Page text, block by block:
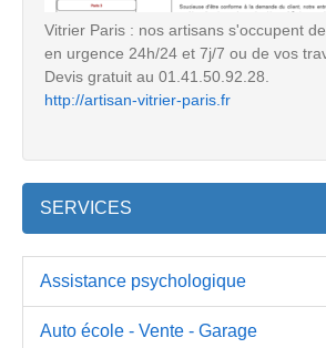
Vitrier Paris : nos artisans s'occupent
en urgence 24h/24 et 7j/7 ou de vos
Devis gratuit au 01.41.50.92.28.
http://artisan-vitrier-paris.fr
SERVICES
Assistance psychologique
Auto école - Vente - Garage